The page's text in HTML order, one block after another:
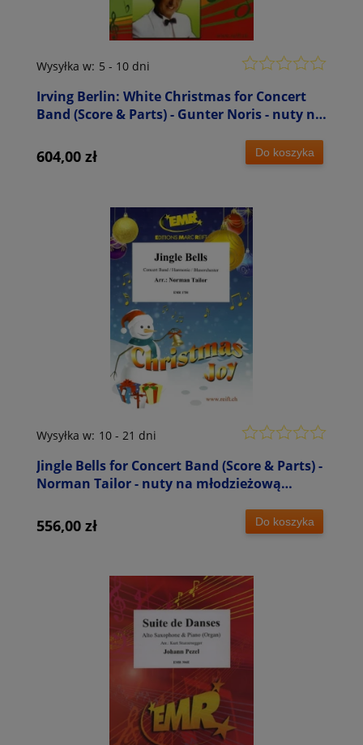
Irving Berlin: White Christmas for Concert
Band (Score & Parts) - Gunter Noris - nuty na
Wysyłka w: 5 - 10 dni
604,00 zł Do koszyka
Jingle Bells for Concert Band (Score & Parts) -
Norman Tailor - nuty na młodzieżową
Wysyłka w: 10 - 21 dni
556,00 zł Do koszyka